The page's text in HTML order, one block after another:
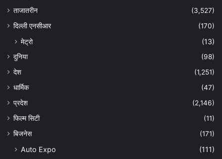
ताजातरीन
(3,527)
दिल्ली एनसीआर
(170)
मेट्रो (13)
दुनिया
(98)
देश
(1,251)
धार्मिक
(47)
प्रदेश
(2,146)
फिल्म सिटी
(11)
बिजनेस
(171)
Auto Expo (111)